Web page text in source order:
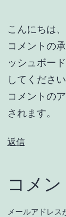
こんにちは
コメントの
ッシュボー
してください
コメントの
されます。
返信
コメ
メールアドレス